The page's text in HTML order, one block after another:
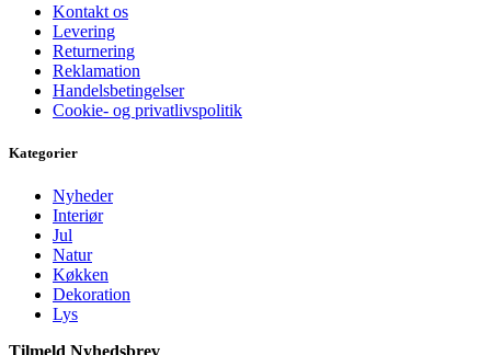
Kontakt os
Levering
Returnering
Reklamation
Handelsbetingelser
Cookie- og privatlivspolitik
Kategorier
Nyheder
Interiør
Jul
Natur
Køkken
Dekoration
Lys